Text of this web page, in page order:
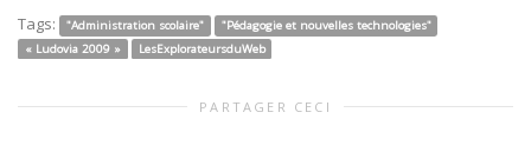
Tags:
"Administration scolaire"
"Pédagogie et nouvelles technologies"
« Ludovia 2009 »
LesExplorateursduWeb
PARTAGER CECI